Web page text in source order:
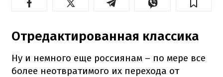
Отредактированная классика
Ну и немного еще россиянам – по мере все
более неотвратимого их перехода от